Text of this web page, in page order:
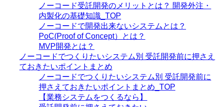
ノーコード受託開発のメリットとは？ 開発外注・
内製化の基礎知識_TOP
ノーコードで開発出来ないシステムとは？
PoC(Proof of Concept）とは？
MVP開発とは？
ノーコードでつくりたいシステム別 受託開発前に押さえ
ておきたいポイントまとめ
ノーコードでつくりたいシステム別 受託開発前に
押さえておきたいポイントまとめ_TOP
【業務システムをつくるなら】